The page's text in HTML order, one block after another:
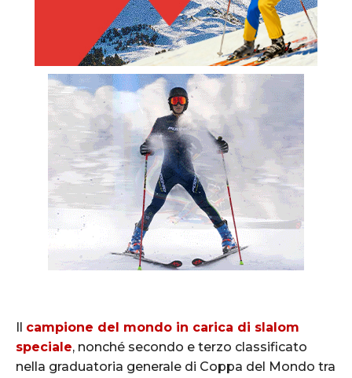
campione del mondo in carica di slalom
speciale, nonché secondo e terzo classificato
nella graduatoria generale di Coppa del Mondo tra